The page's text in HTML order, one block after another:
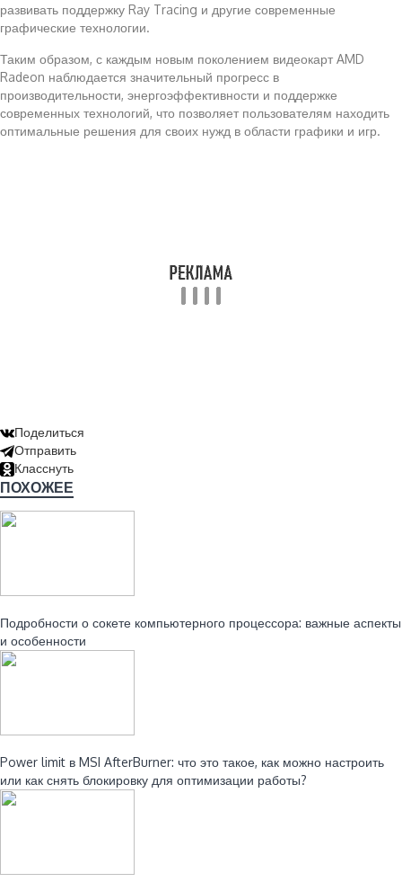
развивать поддержку Ray Tracing и другие современные
графические технологии.
Таким образом, с каждым новым поколением видеокарт AMD
Radeon наблюдается значительный прогресс в
производительности, энергоэффективности и поддержке
современных технологий, что позволяет пользователям находить
оптимальные решения для своих нужд в области графики и игр.
Поделиться
Отправить
Класснуть
ПОХОЖЕЕ
Подробности о сокете компьютерного процессора: важные аспекты
и особенности
Power limit в MSI AfterBurner: что это такое, как можно настроить
или как снять блокировку для оптимизации работы?